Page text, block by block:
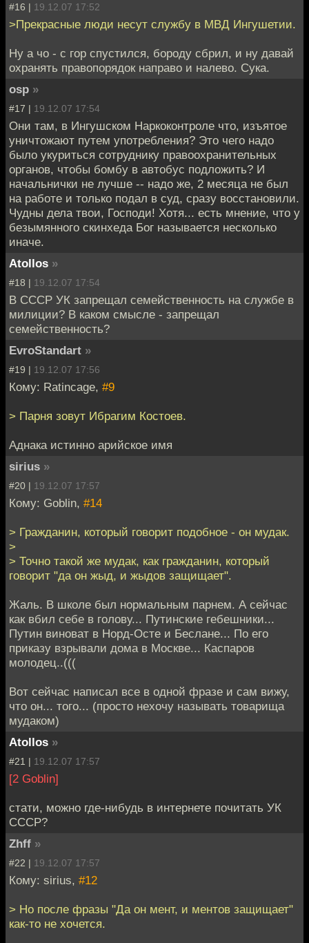
#16 | 19.12.07 17:52
>Прекрасные люди несут службу в МВД Ингушетии.
Ну а чо - с гор спустился, бороду сбрил, и ну давай
охранять правопорядок направо и налево. Сука.
osp »
#17 | 19.12.07 17:54
Они там, в Ингушском Наркоконтроле что, изъятое
уничтожают путем употребления? Это чего надо
было укуриться сотруднику правоохранительных
органов, чтобы бомбу в автобус подложить? И
начальнички не лучше -- надо же, 2 месяца не был
на работе и только подал в суд, сразу восстановили.
Чудны дела твои, Господи! Хотя... есть мнение, что у
безымянного скинхеда Бог называется несколько
иначе.
Atollos »
#18 | 19.12.07 17:54
В СССР УК запрещал семейственность на службе в
милиции? В каком смысле - запрещал
семейственность?
EvroStandart »
#19 | 19.12.07 17:56
Кому: Ratincage, #9
> Парня зовут Ибрагим Костоев.
Аднака истинно арийское имя
sirius »
#20 | 19.12.07 17:57
Кому: Goblin, #14
> Гражданин, который говорит подобное - он мудак.
>
> Точно такой же мудак, как гражданин, который
говорит "да он жыд, и жыдов защищает".
Жаль. В школе был нормальным парнем. А сейчас
как вбил себе в голову... Путинские гебешники...
Путин виноват в Норд-Осте и Беслане... По его
приказу взрывали дома в Москве... Каспаров
молодец..(((
Вот сейчас написал все в одной фразе и сам вижу,
что он... того... (просто нехочу называть товарища
мудаком)
Atollos »
#21 | 19.12.07 17:57
[2 Goblin]
стати, можно где-нибудь в интернете почитать УК
СССР?
Zhff »
#22 | 19.12.07 17:57
Кому: sirius, #12
> Но после фразы "Да он мент, и ментов защищает"
как-то не хочется.